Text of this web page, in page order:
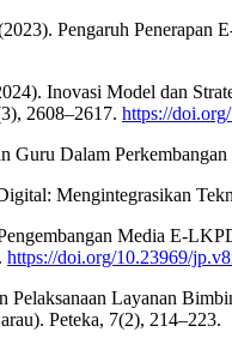
Pengaruh Penerapan
Inovasi Model dan
2608–2617. https://
Dalam
Mengintegrasikan
Media E-
https://doi.org/10.23969/
Layanan
Peteka, 7(2), 214–223.